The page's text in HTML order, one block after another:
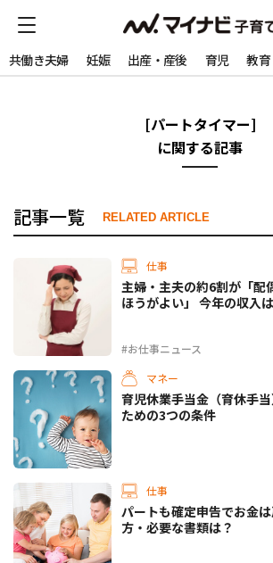
共働き夫婦 妊娠 出産・産後 育児 教育
[パートタイマー]
に関する記事
記事一覧 RELATED ARTICLE
仕事
#お仕事ニュース
主婦・主夫の約6割が「配
ほうがよい」 今年の収入
マネー
育児休業手当金（育休手
ための3つの条件
仕事
パートも確定申告でお金
方・必要な書類は？